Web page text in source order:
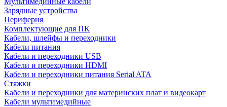
Зарядные устройства
Периферия
Комплектующие для ПК
Кабели, шлейфы и переходники
Кабели питания
Кабели и переходники USB
Кабели и переходники HDMI
Кабели и переходники питания Serial ATA
Стяжки
Кабели и переходники для материнских плат и видеокарт
Кабели мультимедийные